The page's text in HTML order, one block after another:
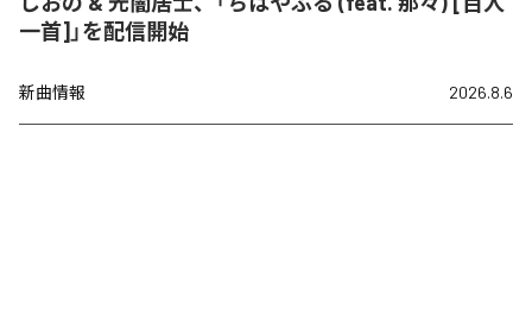
一首]」を配信開始
新曲情報 2026.8.6